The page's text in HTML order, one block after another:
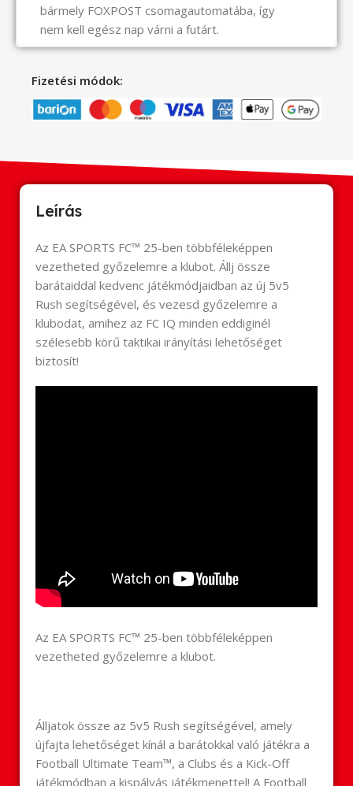
bármely FOXPOST csomagautomatába, így
nem kell egész nap várni a futárt.
Fizetési módok:
Leírás
Az EA SPORTS FC™ 25-ben többféleképpen
vezetheted győzelemre a klubot. Állj össze
barátaiddal kedvenc játékmódjaidban az új 5v5
Rush segítségével, és vezesd győzelemre a
klubodat, amihez az FC IQ minden eddiginél
szélesebb körű taktikai irányítási lehetőséget
biztosít!
Az EA SPORTS FC™ 25-ben többféleképpen
vezetheted győzelemre a klubot.
Álljatok össze az 5v5 Rush segítségével, amely
újfajta lehetőséget kínál a barátokkal való játékra a
Football Ultimate Team™, a Clubs és a Kick-Off
játékmódban a kispályás játékmenettel! A Football